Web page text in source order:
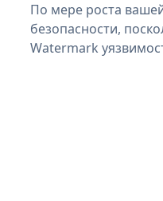
По мере роста
безопасности,
Watermark